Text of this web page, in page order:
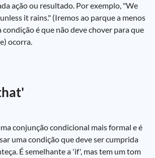
ação ou resultado. Por exemplo, "We
it rains." (Iremos ao parque a menos
condição é que não deve chover para que
ocorra.
conjunção condicional mais formal e é
uma condição que deve ser cumprida
É semelhante a 'if', mas tem um tom